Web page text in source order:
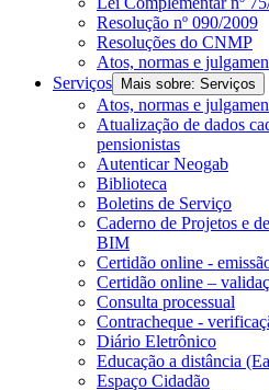
Resolução nº 090/2009
Resoluções do CNMP
Atos, normas e
Serviços
Mais sobre: Serviços
Atos, normas e
Atualização de dados
pensionistas
Autenticar Neogab
Biblioteca
Boletins de Serviço
Caderno de Projetos e
BIM
Certidão online -
Certidão online –
Consulta processual
Contracheque -
Diário Eletrônico
Educação a distância
Espaço Cidadão